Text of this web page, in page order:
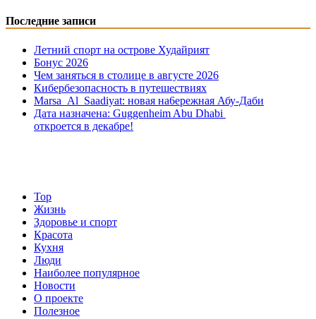
Последние записи
Летний спорт на острове Худайрият
Бонус 2026
Чем заняться в столице в августе 2026
Кибербезопасность в путешествиях
Marsa Al Saadiyat: новая на6ережная Абу-Даби
Дата назначена: Guggenheim Abu Dhabi
откроется в декабре!
Top
Жизнь
Здоровье и спорт
Красота
Кухня
Люди
Наиболее популярное
Новости
О проекте
Полезное